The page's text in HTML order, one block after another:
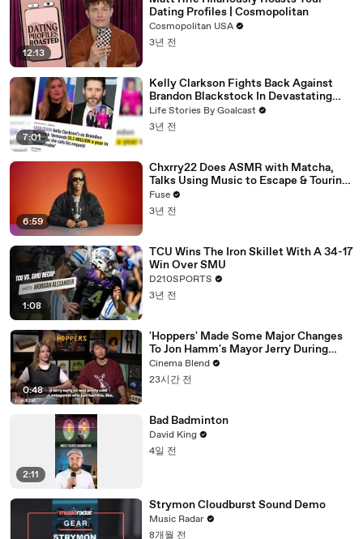
12:13
Dating Profiles | Cosmopolitan
Cosmopolitan USA
3년 전
7:01
Kelly Clarkson Fights Back Against
Brandon Blackstock In Devastating
Divorce Battle
Life Stories By Goalcast
3년 전
6:59
Chxrry22 Does ASMR with Matcha,
Talks Using Music to Escape & Touring
with The Weeknd
Fuse
3년 전
1:08
TCU Wins The Iron Skillet With A 34-17
Win Over SMU
D210SPORTS
3년 전
0:48
'Hoppers' Made Some Major Changes
To Jon Hamm's Mayor Jerry During
Production
Cinema Blend
23시간 전
2:11
Bad Badminton
David King
4일 전
Strymon Cloudburst Sound Demo
Music Radar
8개월 전